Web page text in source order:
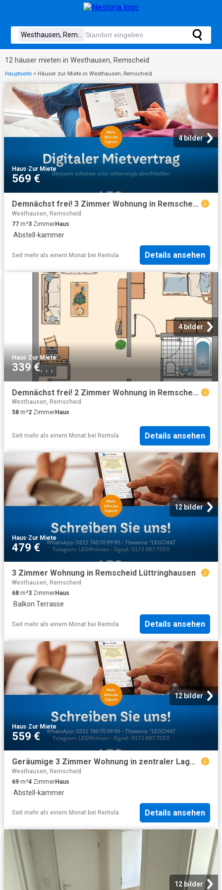
12 häuser mieten in Westhausen, Remscheid
Hauptseite > Häuser zur Miete in Westhausen, Remscheid
4 bilder
Haus·Zur Miete
569 €
Demnächst frei! 3 Zimmer Wohnung in Remscheid Lüttringhausen
Westhausen, Remscheid
77 m²3 ZimmerHaus
·Abstell-kammer
Seit mehr als einem Monat bei Rentola Details ansehen
4 bilder
Haus·Zur Miete
339 €
Demnächst frei! 2 Zimmer Wohnung in Remscheid Lüttringhausen
Westhausen, Remscheid
58 m²2 ZimmerHaus
Seit mehr als einem Monat bei Rentola Details ansehen
12 bilder
Haus·Zur Miete
479 €
3 Zimmer Wohnung in Remscheid Lüttringhausen
Westhausen, Remscheid
68 m²3 ZimmerHaus
·Balkon·Terrasse
Seit mehr als einem Monat bei Rentola Details ansehen
12 bilder
Haus·Zur Miete
559 €
Geräumige 3 Zimmer Wohnung in zentraler Lage – Komfort und Gemütlichkeit in Remscheid Lüttringhausen
Westhausen, Remscheid
69 m²4 ZimmerHaus
·Abstell-kammer
Seit mehr als einem Monat bei Rentola Details ansehen
12 bilder